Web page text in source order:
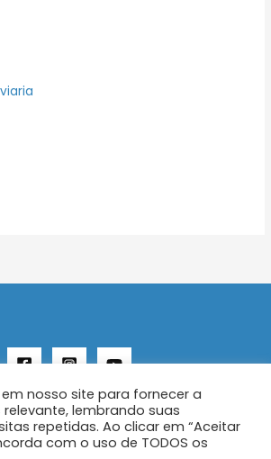
© 2026 AENFER
nosso site para fornecer a
lembrando suas
repetidas. Ao clicar em “Aceitar
com o uso de TODOS os